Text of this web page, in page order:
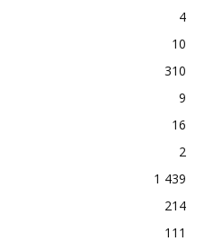
4
10
310
9
16
2
1 439
214
111